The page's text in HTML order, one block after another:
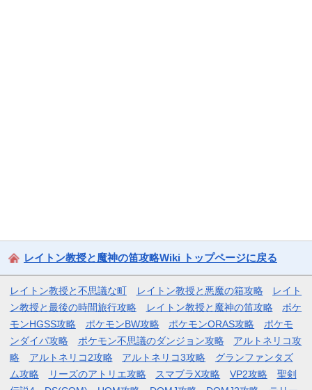
レイトン教授と魔神の笛攻略Wiki トップページに戻る
レイトン教授と不思議な町 レイトン教授と悪魔の箱攻略
レイト
ン教授と最後の時間旅行攻略
レイトン教授と魔神の笛攻略
ポケ
モンHGSS攻略
ポケモンBW攻略 ポケモンORAS攻略
ポケモ
ンダイパ攻略
ポケモン不思議のダンジョン攻略
アルトネリコ攻
略
アルトネリコ2攻略 アルトネリコ3攻略
グランファンタズ
ム攻略
リーズのアトリエ攻略 スマブラX攻略 VP2攻略
聖剣